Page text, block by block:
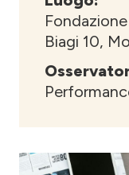
Biagi 10,